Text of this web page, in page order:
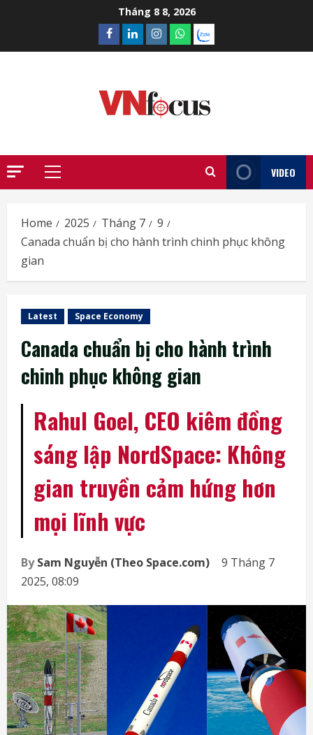
Tháng 8 8, 2026
Facebook
LinkedinInstagram
What’sapp
Zalo
Primary
VIDEO
Home 2025 Tháng 7
9
Canada chuẩn bị cho hành trình chinh phục không
gian
Latest Space Economy
Canada chuẩn bị cho hành trình
chinh phục không gian
Rahul Goel, CEO kiêm đồng
sáng lập NordSpace: Không
gian truyền cảm hứng hơn
mọi lĩnh vực
BySam Nguyễn (Theo Space.com)
9 Tháng 7
2025, 08:09